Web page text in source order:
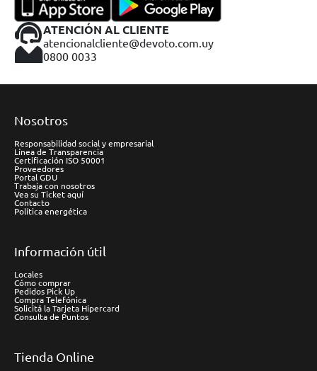
ATENCIÓN AL CLIENTE
atencionalcliente@devoto.com.uy
0800 0033
Nosotros
Responsabilidad social y empresarial
Línea de Transparencia
Certificación ISO 50001
Proveedores
Portal GDU
Trabaja con nosotros
Vea su Ticket aquí
Contacto
Política energética
Información útil
Locales
Cómo comprar
Pedidos Pick Up
Compra Telefónica
Solicitá la Tarjeta Hipercard
Consulta de Puntos
Tienda Online